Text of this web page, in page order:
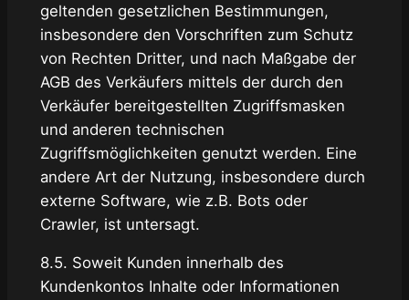
geltenden gesetzlichen Bestimmungen,
insbesondere den Vorschriften zum Schutz
von Rechten Dritter, und nach Maßgabe der
AGB des Verkäufers mittels der durch den
Verkäufer bereitgestellten Zugriffsmasken
und anderen technischen
Zugriffsmöglichkeiten genutzt werden. Eine
andere Art der Nutzung, insbesondere durch
externe Software, wie z.B. Bots oder
Crawler, ist untersagt.
8.5. Soweit Kunden innerhalb des
Kundenkontos Inhalte oder Informationen